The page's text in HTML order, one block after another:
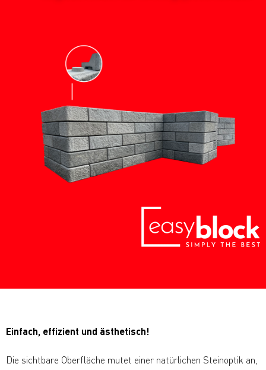
Einfach, effizient und ästhetisch!
Die sichtbare Oberfläche mutet einer natürlichen Steinoptik an,